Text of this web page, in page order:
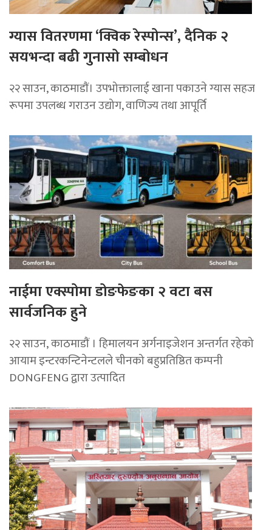
ग्यास वितरणमा ‘क्विक रेस्पोन्स’, दैनिक २
सयभन्दा बढी गुनासो सम्बोधन
२२ साउन, काठमाडाैं। उपभोक्तालाई खाना पकाउने ग्यास सहज
रूपमा उपलब्ध गराउन उद्योग, वाणिज्य तथा आपूर्ति
नाईमा एक्स्पोमा डोङफेङका २ वटा बस
सार्वजनिक हुने
२२ साउन, काठमाडाैं । हिमालयन अर्गनाइजेशन अन्तर्गत रहेको
आयाम इन्टरकन्टिनेन्टलले चीनको बहुप्रतिष्ठित कम्पनी
DONGFENG द्वारा उत्पादित